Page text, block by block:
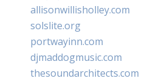
allisonwillisholley.com
solslite.org
portwayinn.com
djmaddogmusic.com
thesoundarchitects.com